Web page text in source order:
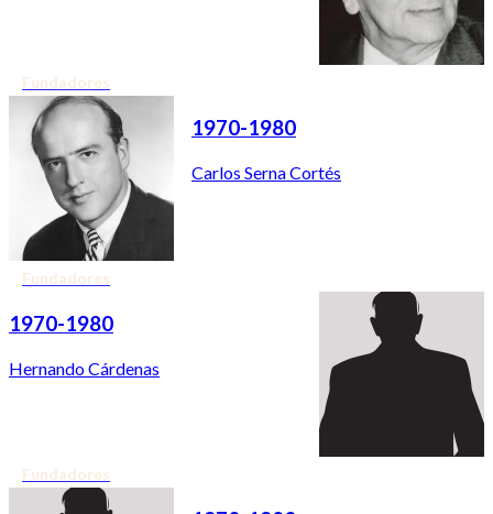
Fundadores
1970-1980
Carlos Serna Cortés
Fundadores
1970-1980
Hernando Cárdenas
Fundadores